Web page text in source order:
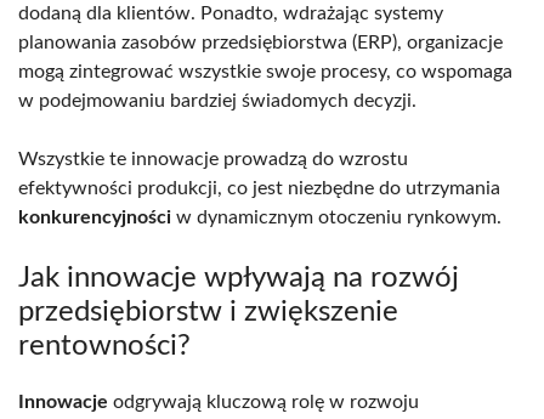
dodaną dla klientów. Ponadto, wdrażając systemy
planowania zasobów przedsiębiorstwa (ERP), organizacje
mogą zintegrować wszystkie swoje procesy, co wspomaga
w podejmowaniu bardziej świadomych decyzji.
Wszystkie te innowacje prowadzą do wzrostu
efektywności produkcji, co jest niezbędne do utrzymania
konkurencyjności w dynamicznym otoczeniu rynkowym.
Jak innowacje wpływają na rozwój
przedsiębiorstw i zwiększenie
rentowności?
Innowacje odgrywają kluczową rolę w rozwoju